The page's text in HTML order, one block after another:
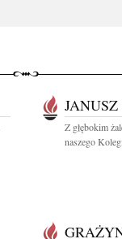
Z głębokim
naszego